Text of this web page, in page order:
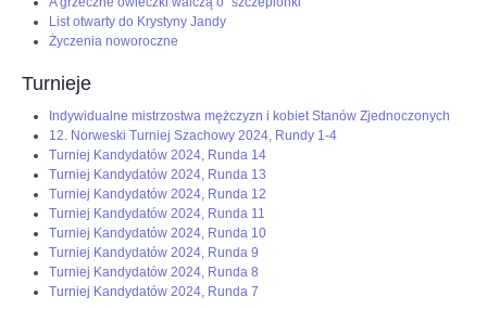
List otwarty do Krystyny Jandy
Życzenia noworoczne
Turnieje
Indywidualne mistrzostwa mężczyzn i kobiet Stanów Zjednoczonych
12. Norweski Turniej Szachowy 2024, Rundy 1-4
Turniej Kandydatów 2024, Runda 14
Turniej Kandydatów 2024, Runda 13
Turniej Kandydatów 2024, Runda 12
Turniej Kandydatów 2024, Runda 11
Turniej Kandydatów 2024, Runda 10
Turniej Kandydatów 2024, Runda 9
Turniej Kandydatów 2024, Runda 8
Turniej Kandydatów 2024, Runda 7